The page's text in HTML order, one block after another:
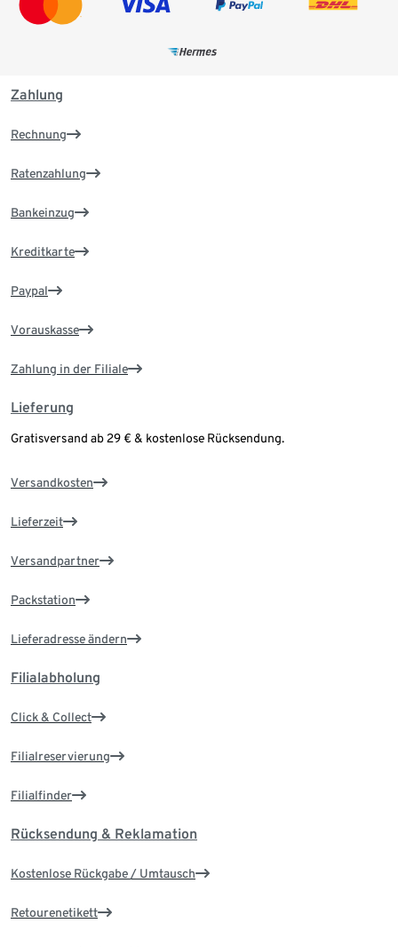
Zahlung
Rechnung
Ratenzahlung
Bankeinzug
Kreditkarte
Paypal
Vorauskasse
Zahlung in der Filiale
Lieferung
Gratisversand ab 29 € & kostenlose Rücksendung.
Versandkosten
Lieferzeit
Versandpartner
Packstation
Lieferadresse ändern
Filialabholung
Click & Collect
Filialreservierung
Filialfinder
Rücksendung & Reklamation
Kostenlose Rückgabe / Umtausch
Retourenetikett